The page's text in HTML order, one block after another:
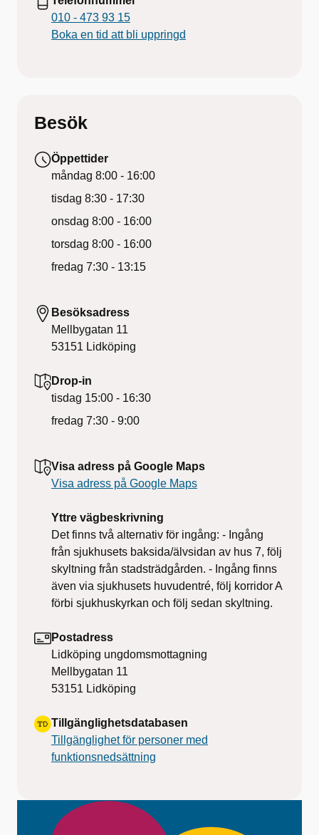
010 - 473 93 15
Boka en tid att bli uppringd
Besök
Öppettider
måndag 8:00 - 16:00
tisdag 8:30 - 17:30
onsdag 8:00 - 16:00
torsdag 8:00 - 16:00
fredag 7:30 - 13:15
Besöksadress
Mellbygatan 11
53151 Lidköping
Drop-in
tisdag 15:00 - 16:30
fredag 7:30 - 9:00
Visa adress på Google Maps
Visa adress på Google Maps
Yttre vägbeskrivning
Det finns två alternativ för ingång: - Ingång
från sjukhusets baksida/älvsidan av hus 7, följ
skyltning från stadsträdgården. - Ingång finns
även via sjukhusets huvudentré, följ korridor A
förbi sjukhuskyrkan och följ sedan skyltning.
Postadress
Lidköping ungdomsmottagning
Mellbygatan 11
53151 Lidköping
Tillgänglighetsdatabasen
Tillgänglighet för personer med
funktionsnedsättning